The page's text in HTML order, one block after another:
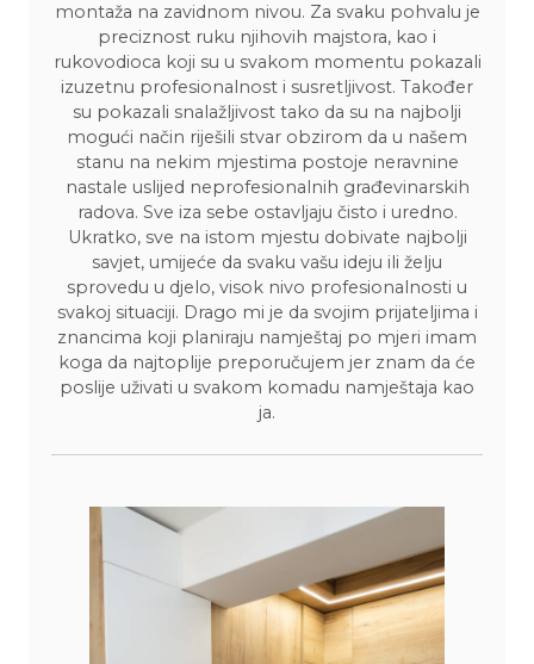
montaža na zavidnom nivou. Za svaku pohvalu je
preciznost ruku njihovih majstora, kao i
rukovodioca koji su u svakom momentu pokazali
izuzetnu profesionalnost i susretljivost. Također
su pokazali snalažljivost tako da su na najbolji
mogući način riješili stvar obzirom da u našem
stanu na nekim mjestima postoje neravnine
nastale uslijed neprofesionalnih građevinarskih
radova. Sve iza sebe ostavljaju čisto i uredno.
Ukratko, sve na istom mjestu dobivate najbolji
savjet, umijeće da svaku vašu ideju ili želju
sprovedu u djelo, visok nivo profesionalnosti u
svakoj situaciji. Drago mi je da svojim prijateljima i
znancima koji planiraju namještaj po mjeri imam
koga da najtoplije preporučujem jer znam da će
poslije uživati u svakom komadu namještaja kao
ja.